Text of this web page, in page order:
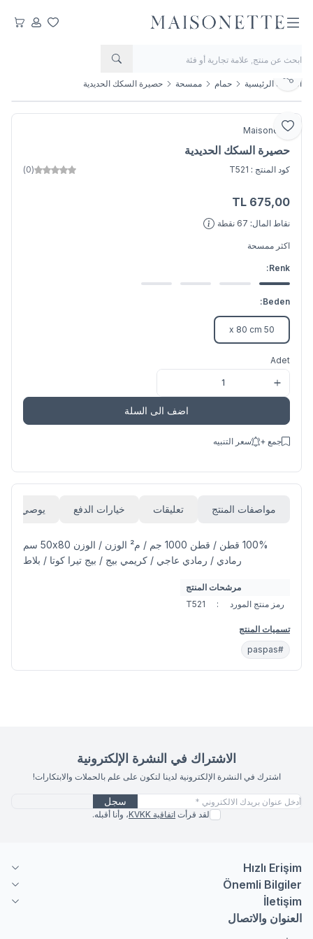
مفضلتيحسابيعربتي
الصفحة الرئيسية حمام ممسحة حصيرة السكك الحديدية
أضف إلى المفضلة
يشارك
Maisonette
حصيرة السكك الحديدية
كود المنتج : T521
(0)
675,00
نقاط المال: 67 نقطة
اكثر ممسحة
Renk:
Beden:
50 x 80 cm
Adet
اضف الى السلة
جمع + سعر التنبيه
مواصفات المنتج تعليقات خيارات الدفع يوصي
100% قطن / قطن 1000 جم / م² الوزن / الوزن 50x80 سم
رمادي / رمادي عاجي / كريمي بيج / بيج تيرا كوتا / بلاط
مرشحات المنتج
رمز منتج المورد
:
T521
تسميات المنتج
#paspas
الاشتراك في النشرة الإلكترونية
اشترك في النشرة الإلكترونية لدينا لتكون على علم بالحملات والابتكارات!
سجل
لقد قرأت اتفاقية KVKK ، وأنا أقبله.
Hızlı Erişim
Önemli Bilgiler
İletişim
العنوان والاتصال